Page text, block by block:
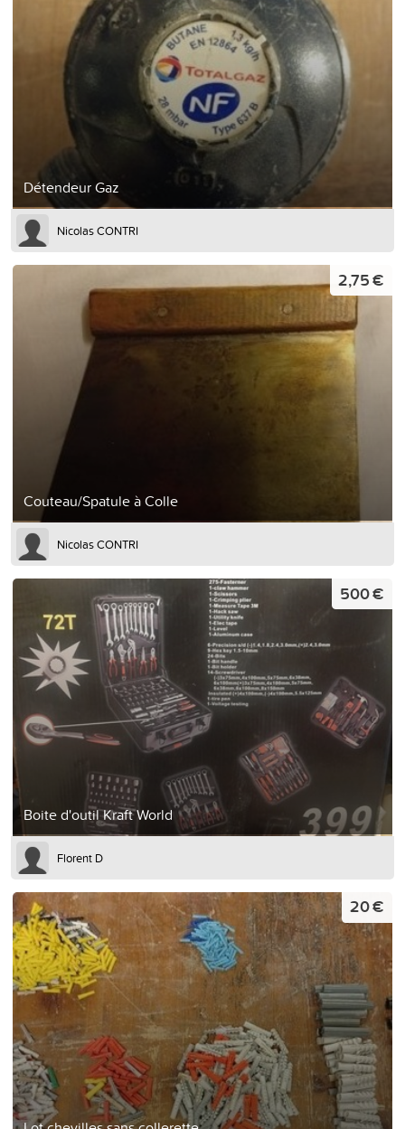
Détendeur Gaz
Nicolas CONTRI
Couteau/Spatule à Colle
2,75 €
Nicolas CONTRI
Boite d'outil Kraft World
500 €
Florent D
20 €